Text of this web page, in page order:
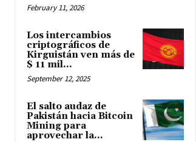
February 11, 2026
Los intercambios
criptográficos de
Kirguistán ven más de
$ 11 mil...
September 12, 2025
El salto audaz de
Pakistán hacia Bitcoin
Mining para
aprovechar la...